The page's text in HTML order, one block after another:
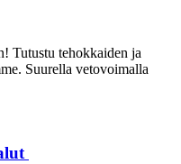
Tutustu tehokkaiden ja
Suurella vetovoimalla